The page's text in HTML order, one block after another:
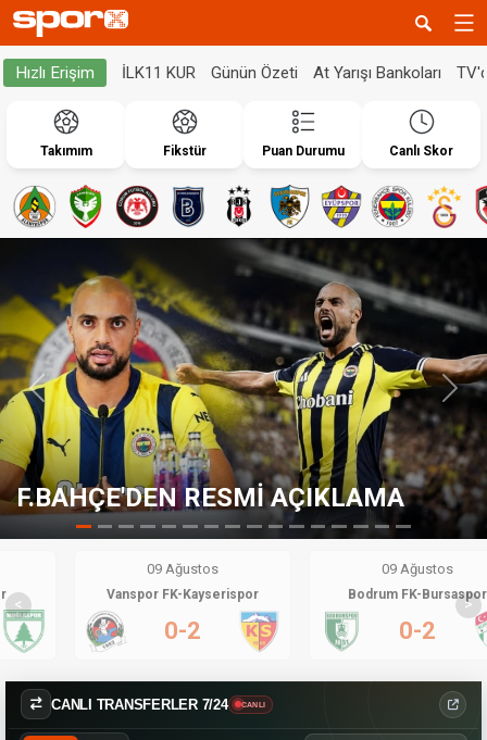
Hızlı Erişim İLK11 KUR Günün Özeti At Yarışı Bankoları
Takımım Fikstür Puan Durumu Canlı Skor
TRANSFERDE KARAR
Geri İleri
<
09 Ağustos
Vanspor FK-Kayserispor
09 Ağustos
Bodrum FK-Bursaspor
>
CANLI TRANSFERLER 7/24 CANLI